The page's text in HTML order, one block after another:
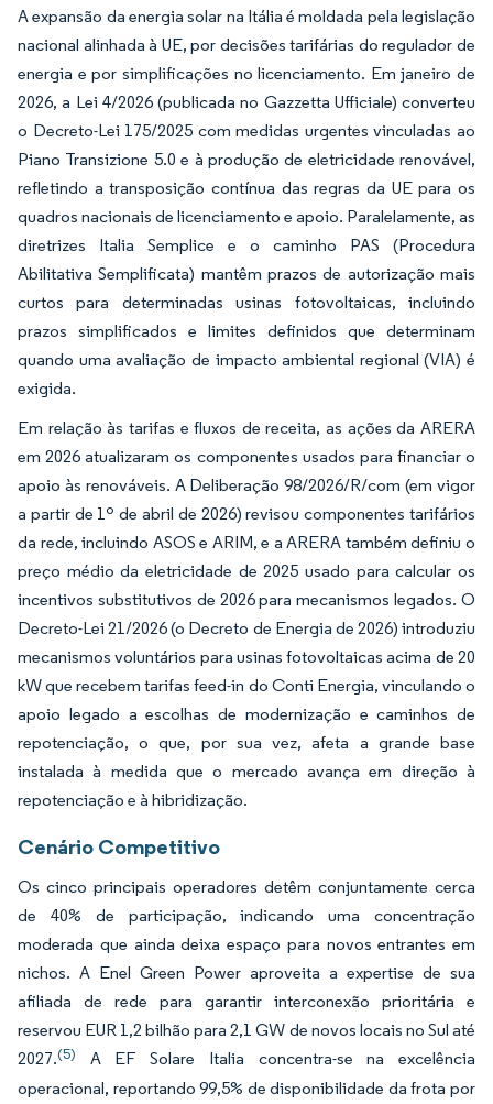
A expansão da energia solar na Itália é moldada pela legislação
nacional alinhada à UE, por decisões tarifárias do regulador de
energia e por simplificações no licenciamento. Em janeiro de
2026, a Lei 4/2026 (publicada no Gazzetta Ufficiale) converteu
o Decreto-Lei 175/2025 com medidas urgentes vinculadas ao
Piano Transizione 5.0 e à produção de eletricidade renovável,
refletindo a transposição contínua das regras da UE para os
quadros nacionais de licenciamento e apoio. Paralelamente, as
diretrizes Italia Semplice e o caminho PAS (Procedura
Abilitativa Semplificata) mantêm prazos de autorização mais
curtos para determinadas usinas fotovoltaicas, incluindo
prazos simplificados e limites definidos que determinam
quando uma avaliação de impacto ambiental regional (VIA) é
exigida.
Em relação às tarifas e fluxos de receita, as ações da ARERA
em 2026 atualizaram os componentes usados para financiar o
apoio às renováveis. A Deliberação 98/2026/R/com (em vigor
a partir de 1º de abril de 2026) revisou componentes tarifários
da rede, incluindo ASOS e ARIM, e a ARERA também definiu o
preço médio da eletricidade de 2025 usado para calcular os
incentivos substitutivos de 2026 para mecanismos legados. O
Decreto-Lei 21/2026 (o Decreto de Energia de 2026) introduziu
mecanismos voluntários para usinas fotovoltaicas acima de 20
kW que recebem tarifas feed-in do Conti Energia, vinculando o
apoio legado a escolhas de modernização e caminhos de
repotenciação, o que, por sua vez, afeta a grande base
instalada à medida que o mercado avança em direção à
repotenciação e à hibridização.
Cenário Competitivo
Os cinco principais operadores detêm conjuntamente cerca
de 40% de participação, indicando uma concentração
moderada que ainda deixa espaço para novos entrantes em
nichos. A Enel Green Power aproveita a expertise de sua
afiliada de rede para garantir interconexão prioritária e
reservou EUR 1,2 bilhão para 2,1 GW de novos locais no Sul até
2027.(5)
A EF Solare Italia concentra-se na excelência
operacional, reportando 99,5% de disponibilidade da frota por